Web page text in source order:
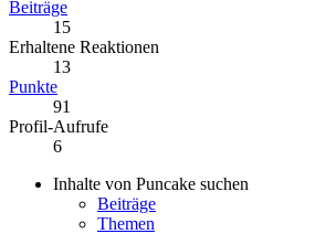
Beiträge
15
Erhaltene Reaktionen
13
Punkte
91
Profil-Aufrufe
6
Inhalte von Puncake suchen
Beiträge
Themen